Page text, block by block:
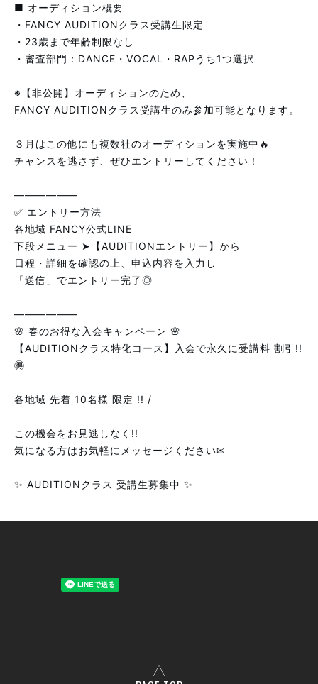
■ オーディション概要
・FANCY AUDITIONクラス受講生限定
・23歳まで年齢制限なし
・審査部門：DANCE・VOCAL・RAPうち1つ選択
※【非公開】オーディションのため、
FANCY AUDITIONクラス受講生のみ参加可能となります。
３月はこの他にも複数社のオーディションを実施中🔥
チャンスを逃さず、ぜひエントリーしてください！
――――――
✅ エントリー方法
各地域 FANCY公式LINE
下段メニュー ➤【AUDITIONエントリー】から
日程・詳細を確認の上、申込内容を入力し
「送信」でエントリー完了◎
――――――
🌸 春のお得な入会キャンペーン 🌸
【AUDITIONクラス特化コース】入会で永久に受講料 割引!!
🉐
各地域 先着 10名様 限定 !! /
この機会をお見逃しなく!!
気になる方はお気軽にメッセージください✉
✨ AUDITIONクラス 受講生募集中 ✨